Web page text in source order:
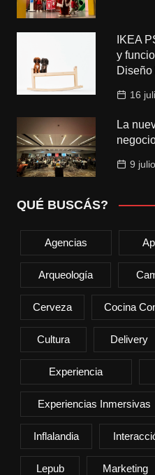
IKEA
y
16
La
9
QUÉ BUSCÁS?
Agencias
Arqueología
Cerveza Cocina
Cultura Delivery
Experiencia
Experiencias Inmersivas
Inflalandia
Lepub Marketing